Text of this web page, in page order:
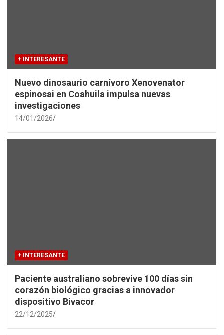
+ INTERESANTE
Nuevo dinosaurio carnívoro Xenovenator
espinosai en Coahuila impulsa nuevas
investigaciones
14/01/2026
+ INTERESANTE
Paciente australiano sobrevive 100 días sin
corazón biológico gracias a innovador
dispositivo Bivacor
22/12/2025